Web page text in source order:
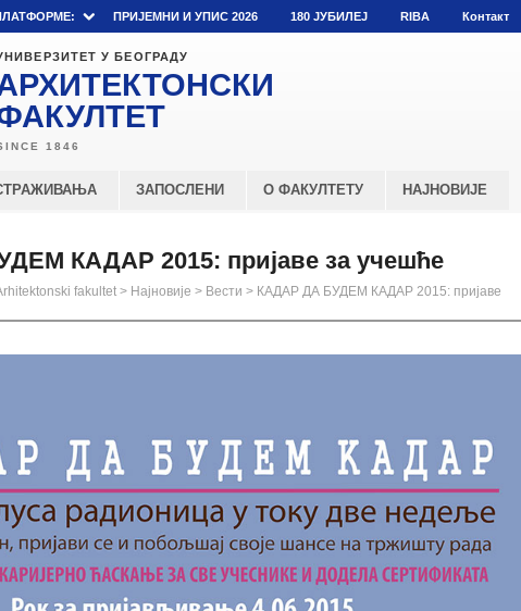
ПРИЈЕМНИ И УПИС 2026 180 ЈУБИЛЕЈ RIBA Контакт
У БЕОГРАДУ
ЗАПОСЛЕНИ О ФАКУЛТЕТУ НАЈНОВИЈЕ
КАДАР 2015: пријаве за учешће
fakultet > Најновије > Вести > КАДАР ДА БУДЕМ КАДАР 2015: пријаве